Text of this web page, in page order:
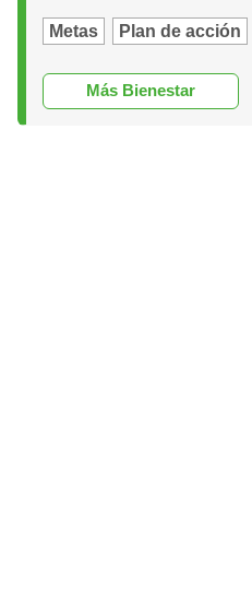
Metas Plan de acción
Más Bienestar